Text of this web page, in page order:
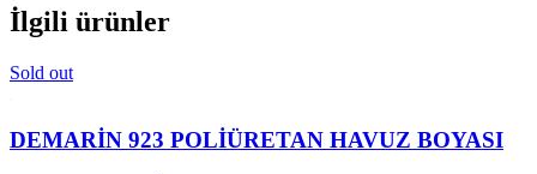
İlgili ürünler
Sold out
DEMARİN 923 POLİÜRETAN HAVUZ BOYASI